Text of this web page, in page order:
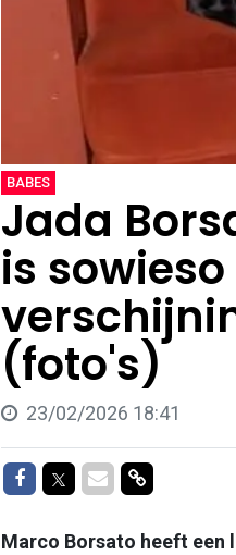
BABES
Jada
is
(foto's)
23/02/2026 18:41
Delen op Facebook
Delen op Twitter
Delen via Mail
Delen via
Marco Borsato heeft een